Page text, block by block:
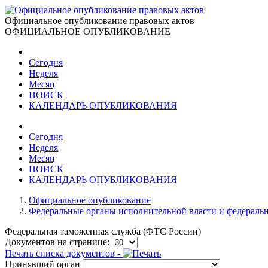
Официальное опубликование правовых актов
ОФИЦИАЛЬНОЕ ОПУБЛИКОВАНИЕ
Сегодня
Неделя
Месяц
ПОИСК
КАЛЕНДАРЬ ОПУБЛИКОВАНИЯ
Сегодня
Неделя
Месяц
ПОИСК
КАЛЕНДАРЬ ОПУБЛИКОВАНИЯ
Официальное опубликование
Федеральные органы исполнительной власти и
Федеральная таможенная служба (ФТС России)
Документов на странице:
Печать списка документов -
Принявший орган